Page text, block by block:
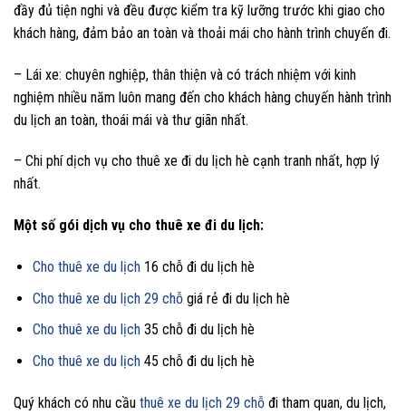
đầy đủ tiện nghi và đều được kiểm tra kỹ lưỡng trước khi giao cho
khách hàng, đảm bảo an toàn và thoải mái cho hành trình chuyến đi.
– Lái xe: chuyên nghiệp, thân thiện và có trách nhiệm với kinh
nghiệm nhiều năm luôn mang đến cho khách hàng chuyến hành trình
du lịch an toàn, thoái mái và thư giãn nhất.
– Chi phí dịch vụ cho thuê xe đi du lịch hè cạnh tranh nhất, hợp lý
nhất.
Một số gói dịch vụ cho thuê xe đi du lịch:
Cho thuê xe du lịch 16 chỗ đi du lịch hè
Cho thuê xe du lịch 29 chỗgiá rẻ đi du lịch hè
Cho thuê xe du lịch 35 chỗ đi du lịch hè
Cho thuê xe du lịch 45 chỗ đi du lịch hè
Quý khách có nhu cầu thuê xe du lịch 29 chỗ đi tham quan, du lịch,